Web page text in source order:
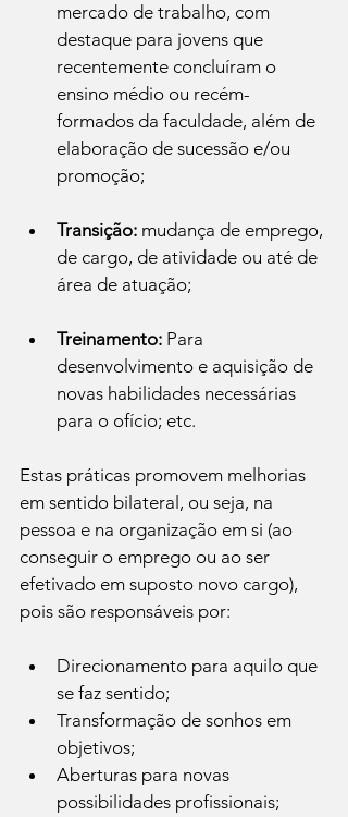
mercado de trabalho, com
destaque para jovens que
recentemente concluíram o
ensino médio ou recém-
formados da faculdade, além de
elaboração de sucessão e/ou
promoção;
Transição: mudança de emprego,
de cargo, de atividade ou até de
área de atuação;
Treinamento: Para
desenvolvimento e aquisição de
novas habilidades necessárias
para o ofício; etc.
Estas práticas promovem melhorias
em sentido bilateral, ou seja, na
pessoa e na organização em si (ao
conseguir o emprego ou ao ser
efetivado em suposto novo cargo),
pois são responsáveis por:
Direcionamento para aquilo que
se faz sentido;
Transformação de sonhos em
objetivos;
Aberturas para novas
possibilidades profissionais;